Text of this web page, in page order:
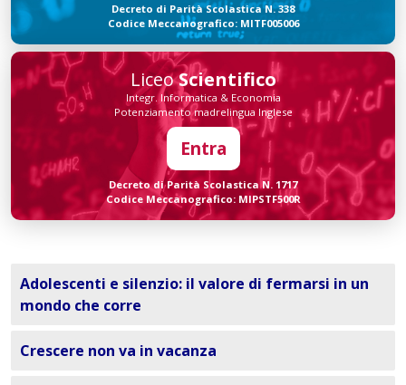
Decreto di Parità Scolastica N. 338
Codice Meccanografico: MITF005006
LiceoScientifico
Integr. Informatica & Economia
Potenziamento madrelingua Inglese
Entra
Decreto di Parità Scolastica N. 1717
Codice Meccanografico: MIPSTF500R
Adolescenti e silenzio: il valore di fermarsi in un
mondo che corre
Crescere non va in vacanza